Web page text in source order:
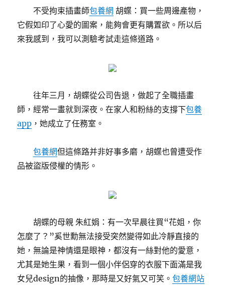
不受拘束插畫師包養網 胡蝶：買一些周邊產物，
它假如印了心愛的圖案，能夠會更有購置欲。所以后
來我感到，我可以測驗考試走這條道路。
往年三月，胡蝶從公司告退，做起了全職插畫
師，經常一畫就到深夜。在家人和粉絲的支撐下包養
app ，她成立了任務室。
包養網但這條路并非好事多磨，胡蝶也曾遭受作
品被盜版侵權的情形。
胡蝶的母親 朱紅娟：有一次早晨往買“花姐，你
怎麼了？”奚世勳無法接受突然變得如此冷靜直接的
她，無論是神情還是眼神，都沒有一絲對他的愛意，
尤其是她生果，看到一個小伴侶穿的衣服下面滿是我
女兒design的抽像，那時是又好氣又可笑。包養網站